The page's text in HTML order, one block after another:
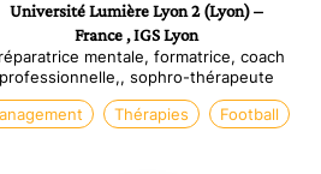
Université Lumière Lyon 2 (Lyon) –
France , IGS Lyon
mentale, formatrice, coach
professionnelle,, sophro-thérapeute
Thérapies Football